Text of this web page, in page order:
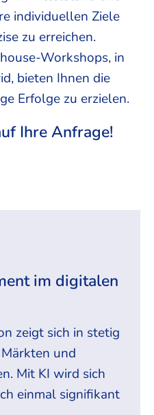
individuellen Ziele
zu erreichen.
Workshops, in
bieten Ihnen die
Erfolge zu erzielen.
Ihre Anfrage!
im digitalen
zeigt sich in stetig
und
Mit KI wird sich
einmal signifikant